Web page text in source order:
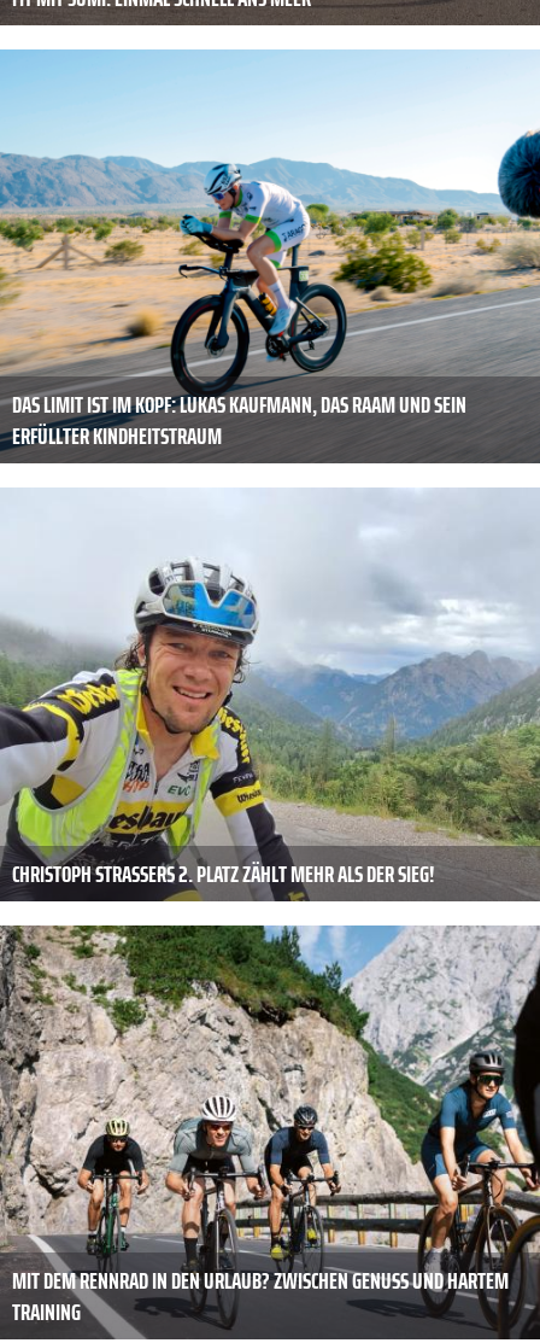
DAS LIMIT IST IM KOPF: LUKAS KAUFMANN, DAS RAAM UND SEIN
ERFÜLLTER KINDHEITSTRAUM
CHRISTOPH STRASSERS 2. PLATZ ZÄHLT MEHR ALS DER SIEG!
MIT DEM RENNRAD IN DEN URLAUB? ZWISCHEN GENUSS UND HARTEM
TRAINING